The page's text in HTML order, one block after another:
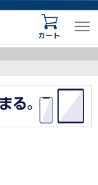
カート